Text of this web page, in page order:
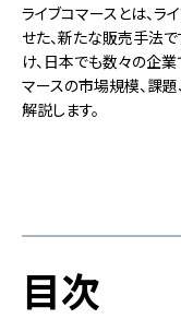
ライブコマースとは、
せた、新たな販売手法
け、日本でも数々の企
マースの市場規模、課
解説します。
目次